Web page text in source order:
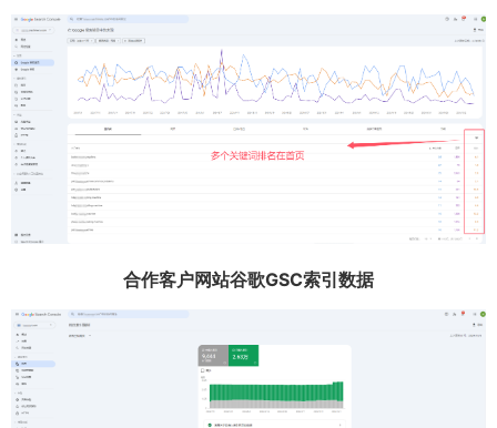
合作客户网站谷歌GSC索引数据